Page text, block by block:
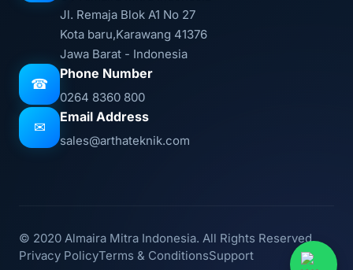
Jl. Remaja Blok A1 No 27
Kota baru,Karawang 41376
Jawa Barat - Indonesia
☎
Phone Number
0264 8360 800
✉
Email Address
sales@arthateknik.com
© 2020 Almaira Mitra Indonesia. All Rights Reserved.
Privacy PolicyTerms & ConditionsSupport